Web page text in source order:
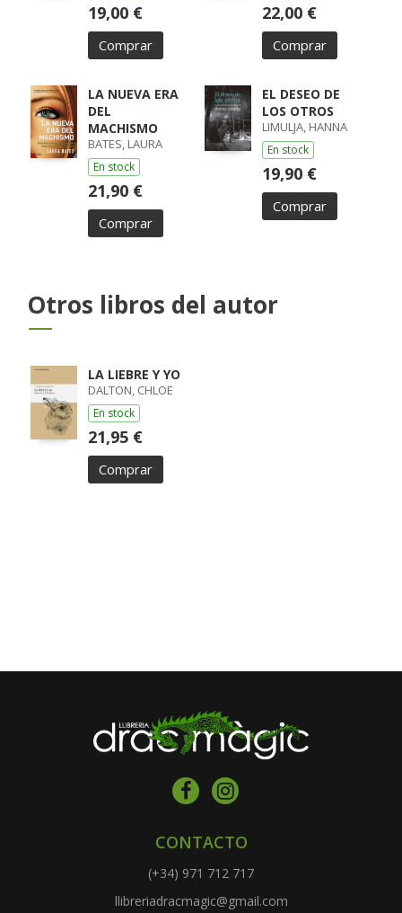
19,00 €
Comprar
22,00 €
Comprar
LA NUEVA ERA
DEL
MACHISMO
BATES, LAURA
En stock
21,90 €
Comprar
EL DESEO DE
LOS OTROS
LIMULJA, HANNA
En stock
19,90 €
Comprar
Otros libros del autor
LA LIEBRE Y YO
DALTON, CHLOE
En stock
21,95 €
Comprar
CONTACTO
(+34) 971 712 717
llibreriadracmagic@gmail.com